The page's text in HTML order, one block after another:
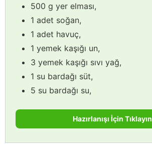
500 g yer elması,
1 adet soğan,
1 adet havuç,
1 yemek kaşığı un,
3 yemek kaşığı sıvı yağ,
1 su bardağı süt,
5 su bardağı su,
Hazırlanışı İçin Tıklayın